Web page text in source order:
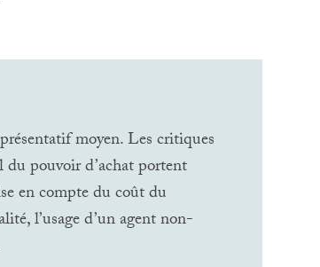
moyen. Les critiques
du pouvoir d’achat portent
en compte du coût du
l’usage d’un agent non-